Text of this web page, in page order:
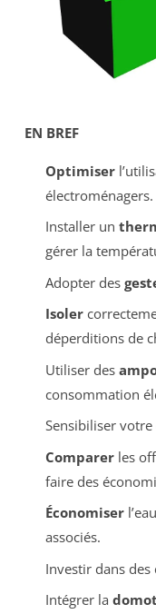
EN BREF
Optimiser
électroménagers.
Installer un
gérer la
Adopter des
Isoler
déperditions de
Utiliser des
consommation
Sensibiliser votre
Comparerles
faire des
Économiser
associés.
Investir dans
Intégrer la